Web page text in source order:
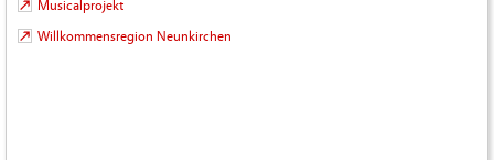
Musicalprojekt
Willkommensregion Neunkirchen